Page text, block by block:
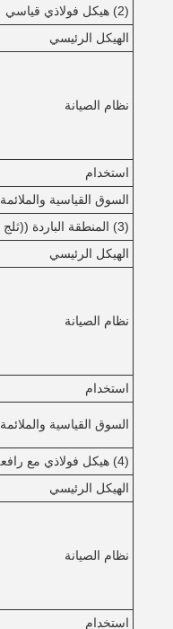
(2) هيكل فولاذي قياسي
الهيكل الرئيسي
نظام الصيانة
استخدام
السوق القياسية والملائمة
(3) المنطقة الباردة ((ثلج ثقيل) هيكل الفولاذ
الهيكل الرئيسي
نظام الصيانة
استخدام
السوق القياسية والملائمة
(4) هيكل فولاذي مع رافعة ((5T,10T,20T)
الهيكل الرئيسي
نظام الصيانة
استخدام